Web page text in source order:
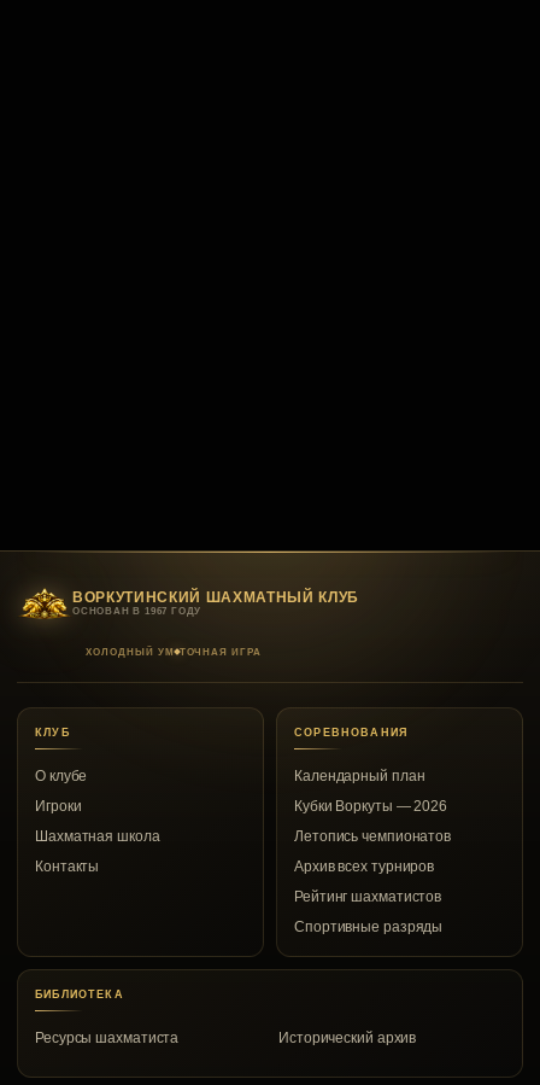
ВОРКУТИНСКИЙ ШАХМАТНЫЙ КЛУБ
ОСНОВАН В 1967 ГОДУ
ХОЛОДНЫЙ УМ ТОЧНАЯ ИГРА
КЛУБ
О клубе
Игроки
Шахматная школа
Контакты
СОРЕВНОВАНИЯ
Календарный план
Кубки Воркуты — 2026
Летопись чемпионатов
Архив всех турниров
Рейтинг шахматистов
Спортивные разряды
БИБЛИОТЕКА
Ресурсы шахматиста Исторический архив